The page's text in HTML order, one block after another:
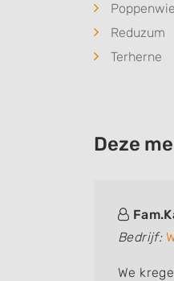
Reduzum
Terherne
Deze
Bedrijf:
We